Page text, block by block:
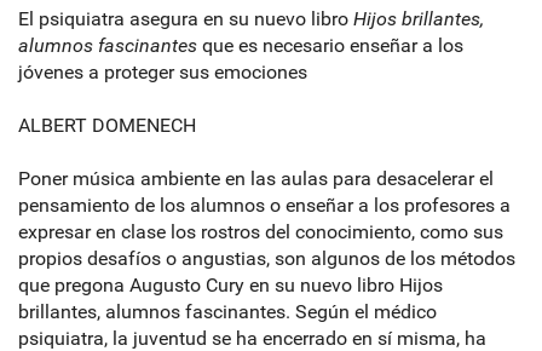
El psiquiatra asegura en su nuevo libro Hijos brillantes,
alumnos fascinantes que es necesario enseñar a los
jóvenes a proteger sus emociones
ALBERT DOMENECH
Poner música ambiente en las aulas para desacelerar el
pensamiento de los alumnos o enseñar a los profesores a
expresar en clase los rostros del conocimiento, como sus
propios desafíos o angustias, son algunos de los métodos
que pregona Augusto Cury en su nuevo libro Hijos
brillantes, alumnos fascinantes. Según el médico
psiquiatra, la juventud se ha encerrado en sí misma, ha